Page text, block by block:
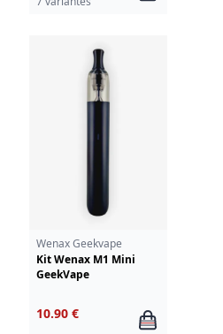
Wenax Geekvape
Kit Wenax M1 Mini
GeekVape
10.90 €